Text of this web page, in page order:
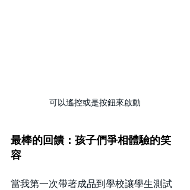
可以遙控或是按鈕來啟動
最棒的回饋：孩子們爭相體驗的笑
容
當我第一次帶著成品到學校讓學生測試